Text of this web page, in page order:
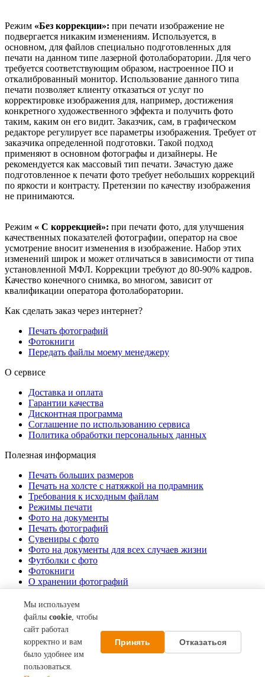
Режим «Без коррекции»: при печати изображение не
подвергается никаким изменениям. Используется, в
основном, для файлов специально подготовленных для
печати на данном типе лазерной фотолаборатории. Для чего
требуется соответствующим образом, настроенное ПО и
откалиброванный монитор. Использование данного типа
печати позволяет клиенту отказаться от услуг по
корректировке изображения для, например, достижения
конкретного художественного эффекта и получить фото
таким, каким он его видит. Заказчик, сам, в графическом
редакторе регулирует все параметры изображения. Требует от
заказчика определенной подготовки. Такой подход
применяют в основном фотографы и дизайнеры. Не
рекомендуется как массовый тип печати. Зачастую даже
подготовленное к печати фото требует небольших коррекций
по яркости и контрасту. Претензии по качеству изображения
не принимаются.
Режим « С коррекцией»: при печати фото, для улучшения
качественных показателей фотографии, оператор на свое
усмотрение вносит изменения в изображение. Набор этих
изменений широк и может отличаться в зависимости от типа
установленной МФЛ. Коррекции требуют до 80-90% кадров.
Качество конечного снимка, во многом, зависит от
квалификации оператора фотолаборатории.
Мы используем
файлы cookie, чтобы
сайт работал
корректно и вам
было удобнее им
пользоваться.
Принять Отказаться
Как сделать заказ через интернет?
Печать фотографий
Фотокниги
Передать файлы моему менеджеру
О сервисе
Доставка и оплата
Гарантии качества
Дисконтная программа
Соглашение по использованию сервиса
Политика обработки персональных данных
Полезная информация
Печать больших размеров
Печать на холсте c натяжкой на подрамник
Требования к исходным файлам
Режимы печати
Фото на документы
Печать фотографий
Сувениры с фото
Фото на документы для всех случаев жизни
Футболки с фото
Фотокниги
О хранении фотографий
Стоимость услуг
О компании
Контакты
Акции
О нас
© 2013–2026 Фотосеть СИВМА. Все права защищены.